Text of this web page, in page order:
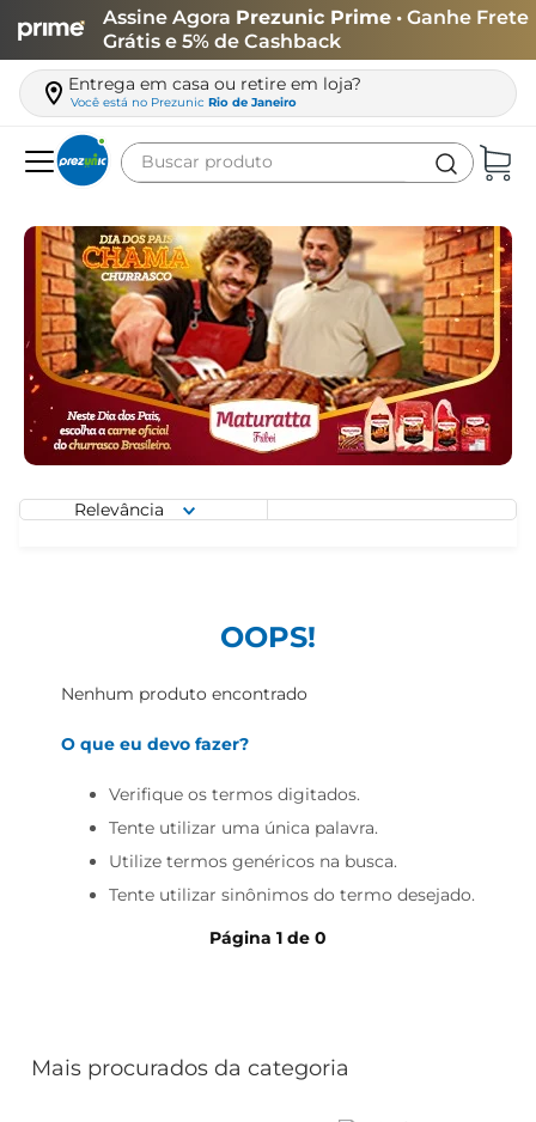
Assine Agora Prezunic Prime • Ganhe Frete
Grátis e 5% de Cashback
Entrega em casa ou retire em loja?
Você está no Prezunic Rio de Janeiro
Buscar produto
Relevância
OOPS!
Nenhum produto encontrado
O que eu devo fazer?
Verifique os termos digitados.
Tente utilizar uma única palavra.
Utilize termos genéricos na busca.
Tente utilizar sinônimos do termo desejado.
Página 1de 0
Mais procurados da categoria
carne
leite
café
queijo
biscoito
azeite
arroz